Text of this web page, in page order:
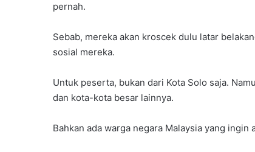
pernah.
Sebab, mereka akan kroscek dulu latar
sosial mereka.
Untuk peserta, bukan dari Kota Solo saja.
dan kota-kota besar lainnya.
Bahkan ada warga negara Malaysia yang